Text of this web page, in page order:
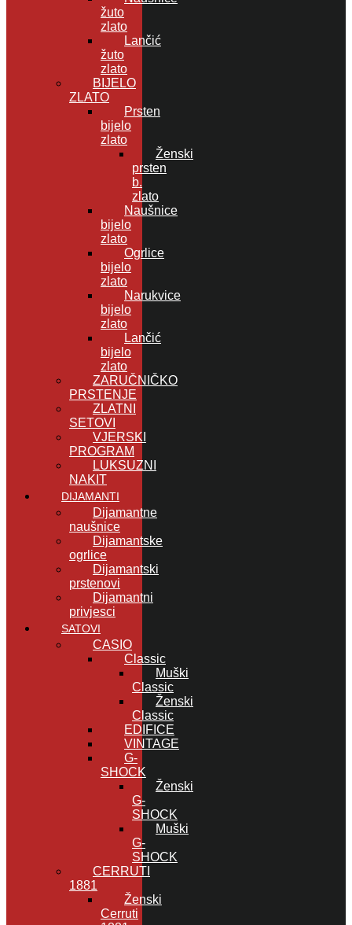
žuto
zlato
Lančić
žuto
zlato
BIJELO
ZLATO
Prsten
bijelo
zlato
Ženski
prsten
b.
zlato
Naušnice
bijelo
zlato
Ogrlice
bijelo
zlato
Narukvice
bijelo
zlato
Lančić
bijelo
zlato
ZARUČNIČKO
PRSTENJE
ZLATNI
SETOVI
VJERSKI
PROGRAM
LUKSUZNI
NAKIT
DIJAMANTI
Dijamantne
naušnice
Dijamantske
ogrlice
Dijamantski
prstenovi
Dijamantni
privjesci
SATOVI
CASIO
Classic
Muški
Classic
Ženski
Classic
EDIFICE
VINTAGE
G-
SHOCK
Ženski
G-
SHOCK
Muški
G-
SHOCK
CERRUTI
1881
Ženski
Cerruti